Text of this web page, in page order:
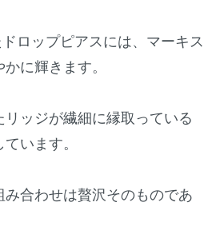
ロップピアスには、マーキス
に輝きます。
ッジが繊細に縁取っている
います。
合わせは贅沢そのものであ